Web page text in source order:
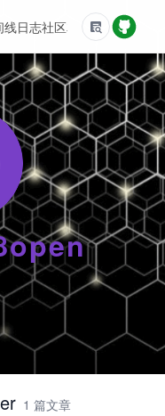
线日志社区友情链接
1 篇文章